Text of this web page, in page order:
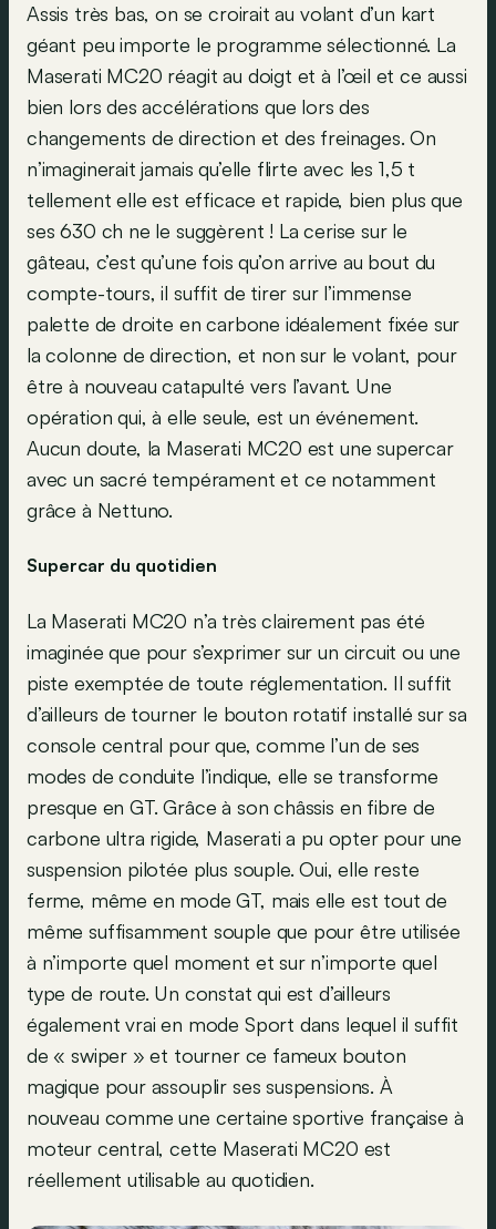
Assis très bas, on se croirait au volant d’un kart
géant peu importe le programme sélectionné. La
Maserati MC20 réagit au doigt et à l’œil et ce aussi
bien lors des accélérations que lors des
changements de direction et des freinages. On
n’imaginerait jamais qu’elle flirte avec les 1,5 t
tellement elle est efficace et rapide, bien plus que
ses 630 ch ne le suggèrent ! La cerise sur le
gâteau, c’est qu’une fois qu’on arrive au bout du
compte-tours, il suffit de tirer sur l’immense
palette de droite en carbone idéalement fixée sur
la colonne de direction, et non sur le volant, pour
être à nouveau catapulté vers l’avant. Une
opération qui, à elle seule, est un événement.
Aucun doute, la Maserati MC20 est une supercar
avec un sacré tempérament et ce notamment
grâce à Nettuno.
Supercar du quotidien
La Maserati MC20 n’a très clairement pas été
imaginée que pour s’exprimer sur un circuit ou une
piste exemptée de toute réglementation. Il suffit
d’ailleurs de tourner le bouton rotatif installé sur sa
console central pour que, comme l’un de ses
modes de conduite l’indique, elle se transforme
presque en GT. Grâce à son châssis en fibre de
carbone ultra rigide, Maserati a pu opter pour une
suspension pilotée plus souple. Oui, elle reste
ferme, même en mode GT, mais elle est tout de
même suffisamment souple que pour être utilisée
à n’importe quel moment et sur n’importe quel
type de route. Un constat qui est d’ailleurs
également vrai en mode Sport dans lequel il suffit
de « swiper » et tourner ce fameux bouton
magique pour assouplir ses suspensions. À
nouveau comme une certaine sportive française à
moteur central, cette Maserati MC20 est
réellement utilisable au quotidien.